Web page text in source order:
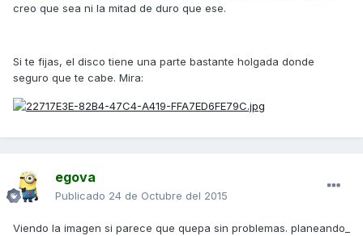
creo que sea ni la mitad de duro que ese.
Si te fijas, el disco tiene una parte bastante holgada donde
seguro que te cabe. Mira:
egova
Publicado 24 de Octubre del 2015
Viendo la imagen si parece que quepa sin problemas. planeando_